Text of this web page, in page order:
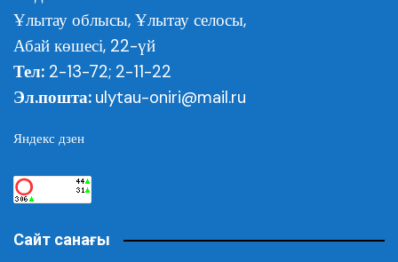
Ұлытау облысы, Ұлытау селосы,
Абай көшесі, 22-үй
Тел: 2-13-72; 2-11-22
Эл.пошта: ulytau-oniri@mail.ru
Яндекс дзен
Сайт санағы